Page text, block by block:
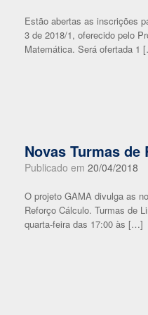
Estão abertas as inscrições
3 de 2018/1, oferecido pelo
Matemática. Será ofertada 1
Novas Turmas
Publicado em 20/04/2018
O projeto GAMA divulga as
Reforço Cálculo. Turmas de
quarta-feira das 17:00 às […]